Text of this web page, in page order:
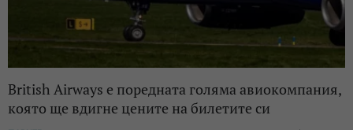
British Airways е поредната голяма авиокомпания,
която ще вдигне цените на билетите си